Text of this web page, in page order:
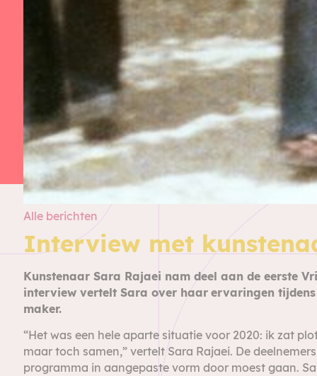
Alle berichten
Interview met
Kunstenaar Sara Rajaei nam deel aan de eerste
interview vertelt Sara over haar ervaringen
maker.
“Het was een hele aparte situatie voor 2020: ik zat
maar toch samen,” vertelt Sara Rajaei. De
programma in aangepaste vorm door moest gaan.